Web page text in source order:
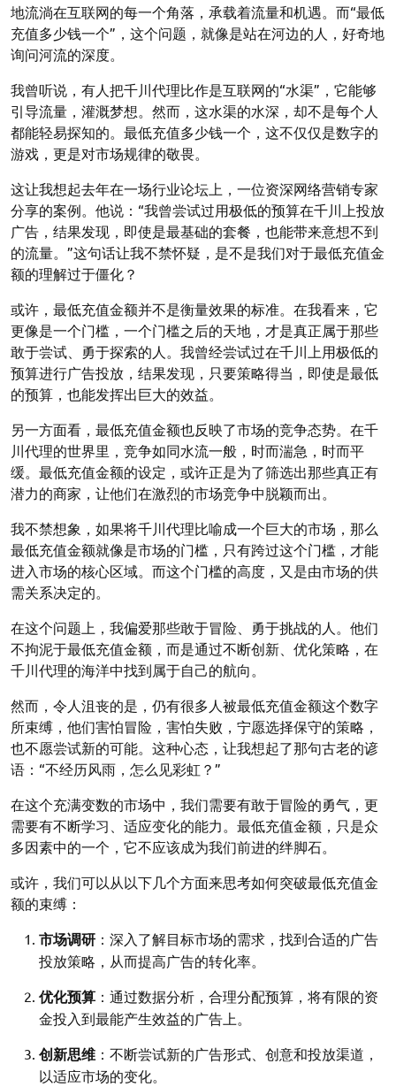
地流淌在互联网的每一个角落，承载着流量和机遇。而“最低
充值多少钱一个”，这个问题，就像是站在河边的人，好奇地
询问河流的深度。
我曾听说，有人把千川代理比作是互联网的“水渠”，它能够
引导流量，灌溉梦想。然而，这水渠的水深，却不是每个人
都能轻易探知的。最低充值多少钱一个，这不仅仅是数字的
游戏，更是对市场规律的敬畏。
这让我想起去年在一场行业论坛上，一位资深网络营销专家
分享的案例。他说：“我曾尝试过用极低的预算在千川上投放
广告，结果发现，即使是最基础的套餐，也能带来意想不到
的流量。”这句话让我不禁怀疑，是不是我们对于最低充值金
额的理解过于僵化？
或许，最低充值金额并不是衡量效果的标准。在我看来，它
更像是一个门槛，一个门槛之后的天地，才是真正属于那些
敢于尝试、勇于探索的人。我曾经尝试过在千川上用极低的
预算进行广告投放，结果发现，只要策略得当，即使是最低
的预算，也能发挥出巨大的效益。
另一方面看，最低充值金额也反映了市场的竞争态势。在千
川代理的世界里，竞争如同水流一般，时而湍急，时而平
缓。最低充值金额的设定，或许正是为了筛选出那些真正有
潜力的商家，让他们在激烈的市场竞争中脱颖而出。
我不禁想象，如果将千川代理比喻成一个巨大的市场，那么
最低充值金额就像是市场的门槛，只有跨过这个门槛，才能
进入市场的核心区域。而这个门槛的高度，又是由市场的供
需关系决定的。
在这个问题上，我偏爱那些敢于冒险、勇于挑战的人。他们
不拘泥于最低充值金额，而是通过不断创新、优化策略，在
千川代理的海洋中找到属于自己的航向。
然而，令人沮丧的是，仍有很多人被最低充值金额这个数字
所束缚，他们害怕冒险，害怕失败，宁愿选择保守的策略，
也不愿尝试新的可能。这种心态，让我想起了那句古老的谚
语：“不经历风雨，怎么见彩虹？”
在这个充满变数的市场中，我们需要有敢于冒险的勇气，更
需要有不断学习、适应变化的能力。最低充值金额，只是众
多因素中的一个，它不应该成为我们前进的绊脚石。
或许，我们可以从以下几个方面来思考如何突破最低充值金
额的束缚：
市场调研 ：深入了解目标市场的需求，找到合适的广告
投放策略，从而提高广告的转化率。
优化预算 ：通过数据分析，合理分配预算，将有限的资
金投入到最能产生效益的广告上。
创新思维 ：不断尝试新的广告形式、创意和投放渠道，
以适应市场的变化。